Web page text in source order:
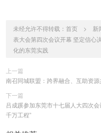
未经允许不得转载： 首页 > 新
表大会第四次会议开幕 坚定信心
化的东莞实践
上一篇
南召同城联盟：跨界融合、互助资源
下一篇
吕成蹊参加东莞市十七届人大四次
千万工程”